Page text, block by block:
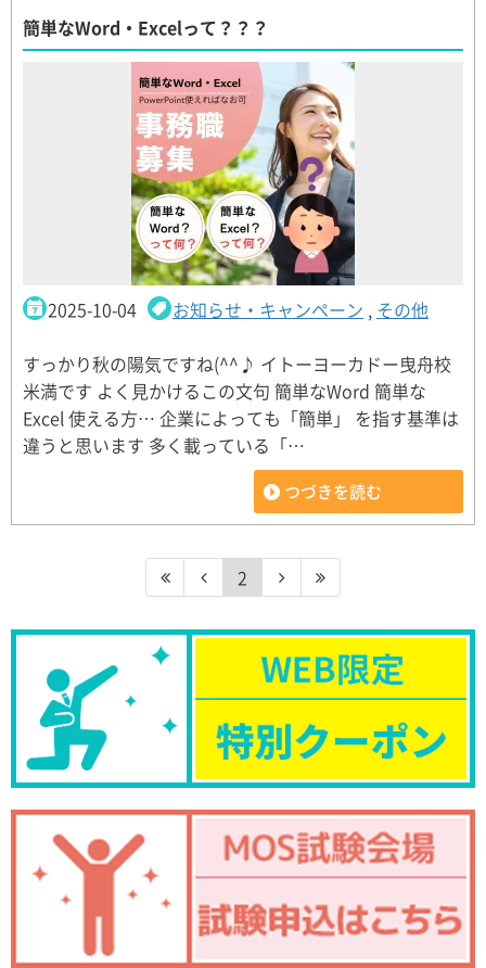
簡単なWord・Excelって？？？
2025-10-04 お知らせ・キャンペーン , その他
すっかり秋の陽気ですね(^^♪ イトーヨーカドー曳舟校
米満です よく見かけるこの文句 簡単なWord 簡単な
Excel 使える方… 企業によっても「簡単」 を指す基準は
違うと思います 多く載っている「…
つづきを読む
2